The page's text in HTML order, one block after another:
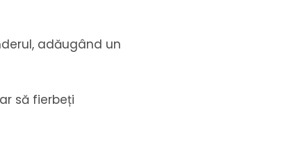
adăugând un
să fierbeți